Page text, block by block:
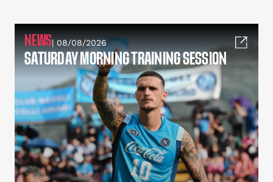
NEWS| 08/08/2026
SATURDAY MORNING TRAINING SESSION